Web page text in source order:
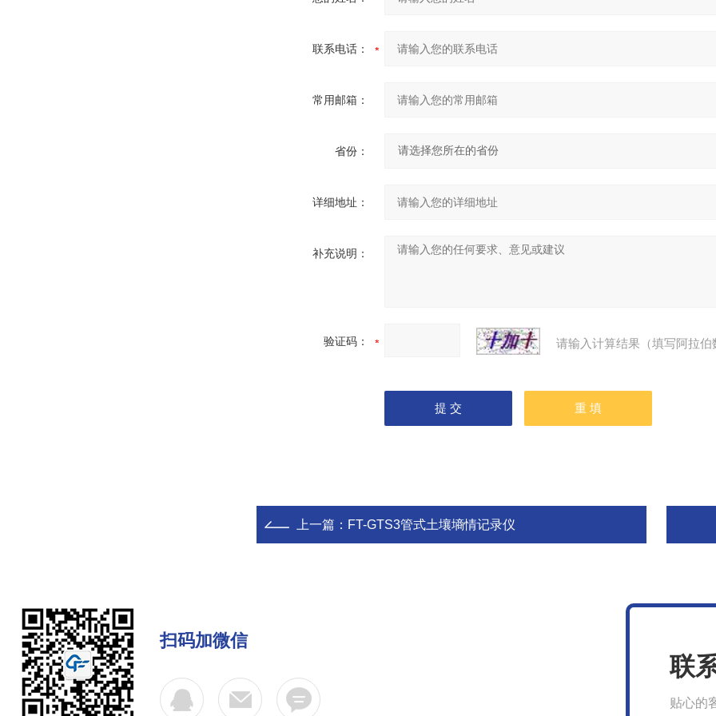
联系电话：
常用邮箱：
省份：
详细地址：
补充说明：
验证码： 请输入计算结果（填写阿拉
上一篇： FT-GTS3管式土壤墒情记录仪
扫码加微信
联
贴心的